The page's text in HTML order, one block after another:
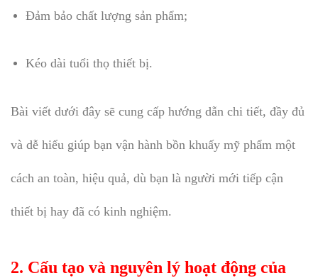
Đảm bảo chất lượng sản phẩm;
Kéo dài tuổi thọ thiết bị.
Bài viết dưới đây sẽ cung cấp hướng dẫn chi tiết, đầy đủ
và dễ hiểu giúp bạn vận hành bồn khuấy mỹ phẩm một
cách an toàn, hiệu quả, dù bạn là người mới tiếp cận
thiết bị hay đã có kinh nghiệm.
2. Cấu tạo và nguyên lý hoạt động của